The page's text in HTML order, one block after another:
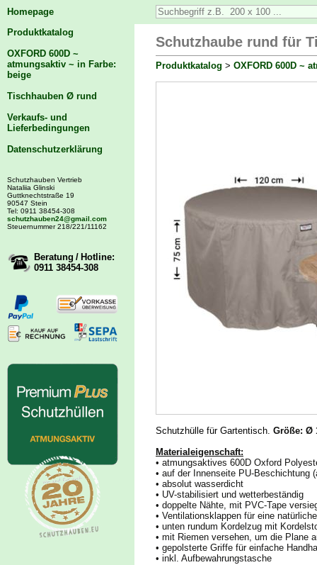
Homepage
Produktkatalog
OXFORD 600D ~
atmungsaktiv ~ in Farbe:
beige
Tischhauben Ø rund
Verkaufs- und
Lieferbedingungen
Datenschutzerklärung
Schutzhauben Vertrieb
Nataliia Glinski
Guttknechtstraße 19
90547 Stein
Tel: 0911 38454-308
schutzhauben24@gmail.com
Steuernummer 218/221/11162
Beratung / Hotline:
0911 38454-308
Schutzhaube rund für
Produktkatalog > OXFORD 600D ~
Schutzhülle für Gartentisch. Größe: Ø
Materialeigenschaft:
• atmungsaktives 600D Oxford
• auf der Innenseite PU-Beschichtung
• absolut wasserdicht
• UV-stabilisiert und wetterbeständig
• doppelte Nähte, mit PVC-Tape
• Ventilationsklappen für eine
• unten rundum Kordelzug mit
• mit Riemen versehen, um die Plane
• gepolsterte Griffe für einfache
• inkl. Aufbewahrungstasche